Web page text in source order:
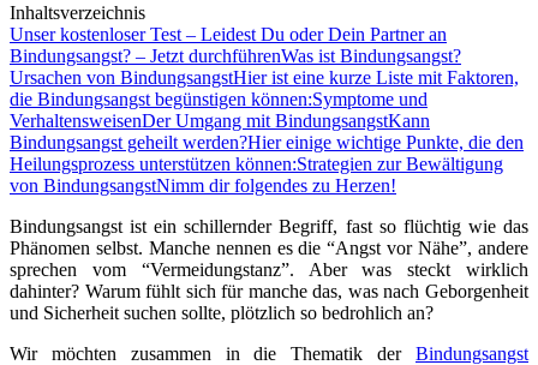
Inhaltsverzeichnis
Unser kostenloser Test – Leidest Du oder Dein Partner an
Bindungsangst? – Jetzt durchführenWas ist Bindungsangst?
Ursachen von BindungsangstHier ist eine kurze Liste mit Faktoren,
die Bindungsangst begünstigen können:Symptome und
VerhaltensweisenDer Umgang mit BindungsangstKann
Bindungsangst geheilt werden?Hier einige wichtige Punkte, die den
Heilungsprozess unterstützen können:Strategien zur Bewältigung
von BindungsangstNimm dir folgendes zu Herzen!
Bindungsangst ist ein schillernder Begriff, fast so flüchtig wie das
Phänomen selbst. Manche nennen es die “Angst vor Nähe”, andere
sprechen vom “Vermeidungstanz”. Aber was steckt wirklich
dahinter? Warum fühlt sich für manche das, was nach Geborgenheit
und Sicherheit suchen sollte, plötzlich so bedrohlich an?
Wir möchten zusammen in die Thematik der Bindungsangst